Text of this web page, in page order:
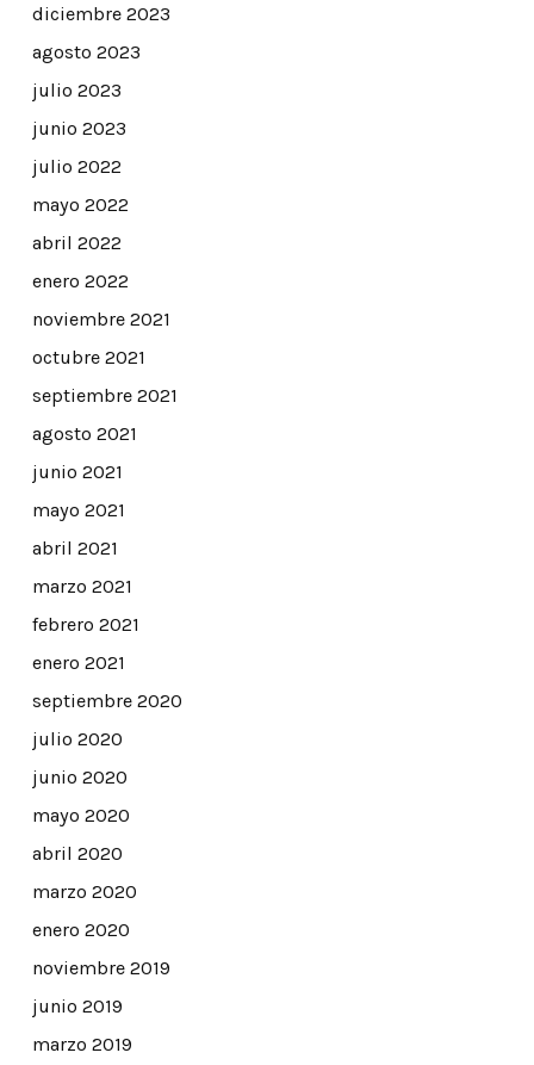
diciembre 2023
agosto 2023
julio 2023
junio 2023
julio 2022
mayo 2022
abril 2022
enero 2022
noviembre 2021
octubre 2021
septiembre 2021
agosto 2021
junio 2021
mayo 2021
abril 2021
marzo 2021
febrero 2021
enero 2021
septiembre 2020
julio 2020
junio 2020
mayo 2020
abril 2020
marzo 2020
enero 2020
noviembre 2019
junio 2019
marzo 2019